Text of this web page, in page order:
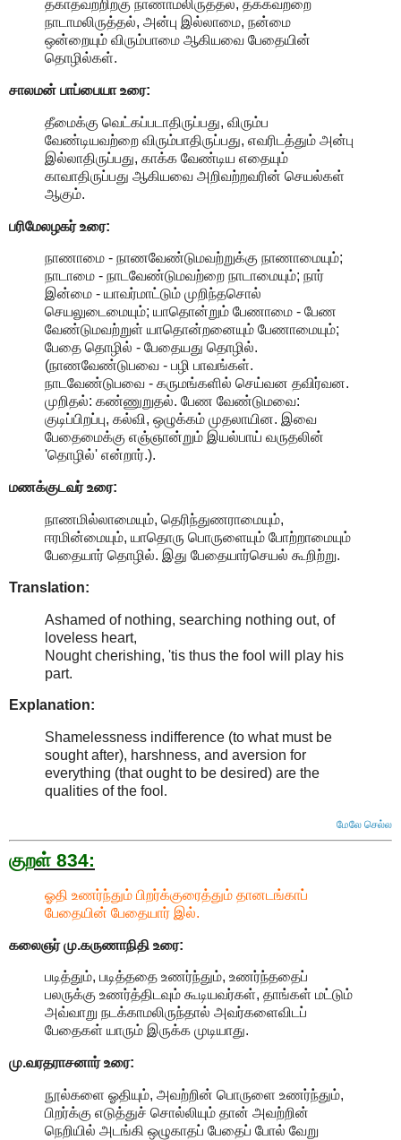
தகாதவற்றிற்கு நாணாமலிருத்தல், தக்கவற்றை
நாடாமலிருத்தல், அன்பு இல்லாமை, நன்மை
ஒன்றையும் விரும்பாமை ஆகியவை பேதையின்
தொழில்கள்.
சாலமன் பாப்பையா உரை:
தீமைக்கு வெட்கப்படாதிருப்பது, விரும்ப
வேண்டியவற்றை விரும்பாதிருப்பது, எவரிடத்தும் அன்பு
இல்லாதிருப்பது, காக்க வேண்டிய எதையும்
காவாதிருப்பது ஆகியவை அறிவற்றவரின் செயல்கள்
ஆகும்.
பரிமேலழகர் உரை:
நாணாமை - நாணவேண்டுமவற்றுக்கு நாணாமையும்;
நாடாமை - நாடவேண்டுமவற்றை நாடாமையும்; நார்
இன்மை - யாவர்மாட்டும் முறிந்தசொல்
செயலுடைமையும்; யாதொன்றும் பேணாமை - பேண
வேண்டுமவற்றுள் யாதொன்றனையும் பேணாமையும்;
பேதை தொழில் - பேதையது தொழில்.
(நாணவேண்டுபவை - பழி பாவங்கள்.
நாடவேண்டுபவை - கருமங்களில் செய்வன தவிர்வன.
முறிதல்: கண்ணுறுதல். பேண வேண்டுமவை:
குடிப்பிறப்பு, கல்வி, ஒழுக்கம் முதலாயின. இவை
பேதைமைக்கு எஞ்ஞான்றும் இயல்பாய் வருதலின்
'தொழில்' என்றார்.).
மணக்குடவர் உரை:
நாணமில்லாமையும், தெரிந்துணராமையும்,
ஈரமின்மையும், யாதொரு பொருளையும் போற்றாமையும்
பேதையார் தொழில். இது பேதையார்செயல் கூறிற்று.
Translation:
Ashamed of nothing, searching nothing out, of
loveless heart,
Nought cherishing, 'tis thus the fool will play his
part.
Explanation:
Shamelessness indifference (to what must be
sought after), harshness, and aversion for
everything (that ought to be desired) are the
qualities of the fool .
மேலே செல்ல
குறள் 834:
ஓதி உணர்ந்தும் பிறர்க்குரைத்தும் தானடங்காப்
பேதையின் பேதையார் இல்.
கலைஞர் மு.கருணாநிதி உரை:
படித்தும், படித்ததை உணர்ந்தும், உணர்ந்ததைப்
பலருக்கு உணர்த்திடவும் கூடியவர்கள், தாங்கள் மட்டும்
அவ்வாறு நடக்காமலிருந்தால் அவர்களைவிடப்
பேதைகள் யாரும் இருக்க முடியாது.
மு.வரதராசனார்உரை:
நூல்களை ஓதியும், அவற்றின் பொருளை உணர்ந்தும்,
பிறர்க்கு எடுத்துச் சொல்லியும் தான் அவற்றின்
நெறியில் அடங்கி ஒழுகாதப் பேதைப் போல் வேறு